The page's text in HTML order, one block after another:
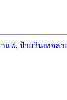
แฟ, ป้ายวินเทจลา